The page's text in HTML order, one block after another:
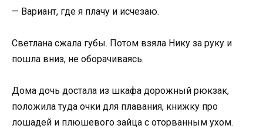
— Вариант, где я плачу и исчезаю.
Светлана сжала губы. Потом взяла Нику за руку и
пошла вниз, не оборачиваясь.
Дома дочь достала из шкафа дорожный рюкзак,
положила туда очки для плавания, книжку про
лошадей и плюшевого зайца с оторванным ухом.